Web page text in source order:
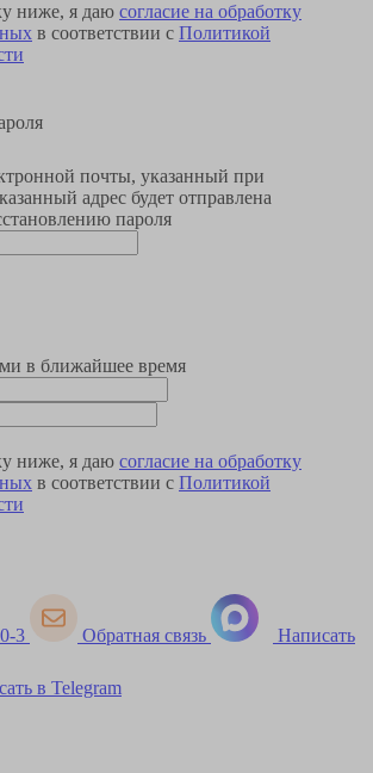
ниже, я даю согласие на обработку
в соответствии с Политикой
почты, указанный при
адрес будет отправлена
пароля
в ближайшее время
ниже, я даю согласие на обработку
в соответствии с Политикой
3 Обратная связь Написать
в Telegram